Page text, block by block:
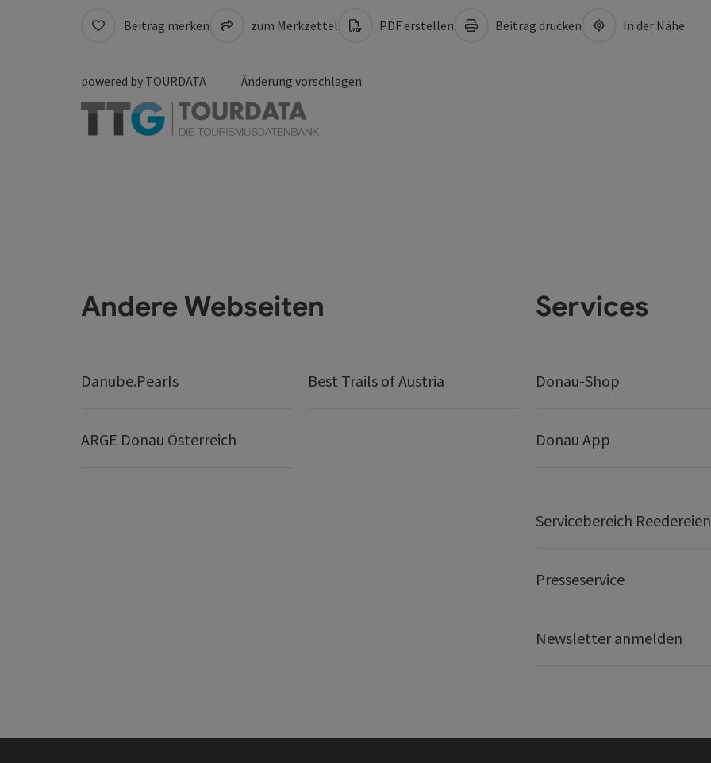
Beitrag merken zum Merkzettel PDF erstellen Beitrag drucken In der Nähe
powered by TOURDATA Änderung vorschlagen
Andere Webseiten
Danube.Pearls Best Trails of Austria
ARGE Donau Österreich
Services
Donau-Shop
Donau App
Servicebereich Reedereien
Presseservice
Newsletter anmelden